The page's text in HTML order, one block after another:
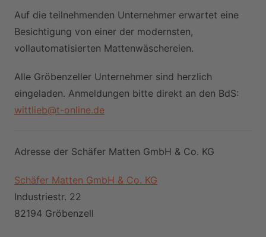
Auf die teilnehmenden Unternehmer erwartet eine
Besichtigung von einer der modernsten,
vollautomatisierten Mattenwäschereien.
Alle Gröbenzeller Unternehmer sind herzlich
eingeladen. Anmeldungen bitte direkt an den BdS:
wittlieb@t-online.de
Adresse der Schäfer Matten GmbH & Co. KG
Schäfer Matten GmbH & Co. KG
Industriestr. 22
82194 Gröbenzell